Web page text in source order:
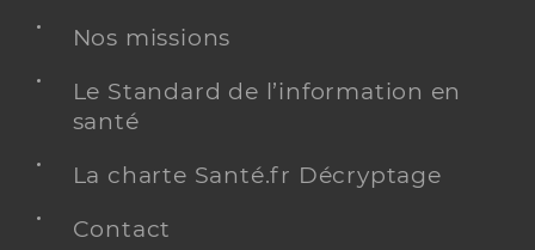
Nos missions
Le Standard de l’information en
santé
La charte Santé.fr Décryptage
Contact